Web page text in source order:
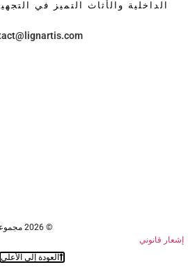
الداخلية والأثاث التميز في
© 2026 مجموعة ليجنارتيس، جميع الحقوق محفوظة
إشعار قانوني
العودة إلى الأعلى